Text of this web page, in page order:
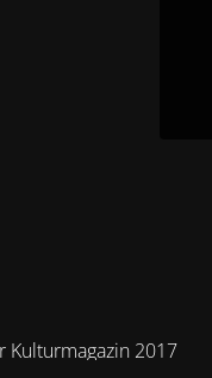
Kulturmagazin 2017